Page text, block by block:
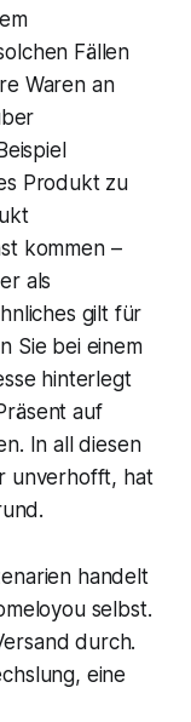
Fällen
Waren an
Produkt zu
kommen –
als
gilt für
Sie bei einem
hinterlegt
auf
In all diesen
unverhofft, hat
handelt
selbst​.
durch.
eine